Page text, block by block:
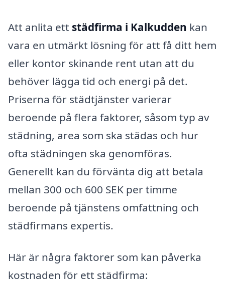
Att anlita ett städfirma i Kalkudden kan
vara en utmärkt lösning för att få ditt hem
eller kontor skinande rent utan att du
behöver lägga tid och energi på det.
Priserna för städtjänster varierar
beroende på flera faktorer, såsom typ av
städning, area som ska städas och hur
ofta städningen ska genomföras.
Generellt kan du förvänta dig att betala
mellan 300 och 600 SEK per timme
beroende på tjänstens omfattning och
städfirmans expertis.
Här är några faktorer som kan påverka
kostnaden för ett städfirma: